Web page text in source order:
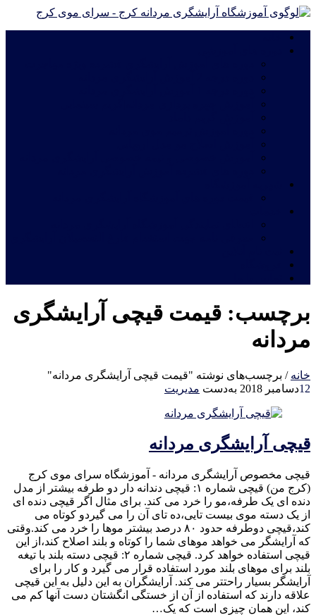
برچسب: قیمت قیچی آرایشگری
مردانه
خانه / برچسب‌های نوشته "قیمت قیچی آرایشگری مردانه"
12دسامبر 2018 به‌دست مدیریت
قیچی آرایشگری مردانه
قیچی مخصوص آرایشگری مردانه - آموزشگاه سرای موی کرج
(کرج من) قیچی شماره ۱: قیچی دندانه دار دو طرفه بیشتر از مدل
دنده ای یک طرفه،مو را خرد می کند. برای مثال اگر قیچی دنده ای
از یک دسته موی بیست تایی،ده تای آن را می گیردو کوتاه می
کند،قیچی دوطرفه حدود ۸۰ درصد بیشتر موها را خرد می کند.وقتی
که آرایشگر می خواهد موهای شما را کوتاه و بلند اصلاح کند،از این
قیچی استفاده خواهد کرد. قیچی شماره ۲: قیچی دسته بلند با تیغه
بلند برای موهای بلند مورد استفاده قرار می گیرد و کار را برای
آرایشگر بسیار راحتتر می کند. آرایشگران به این دلیل به این قیچی
علاقه دارند که استفاده از آن از خستگی انگشتان دست آنها کم می
کند، این همان چیزی است که یک…